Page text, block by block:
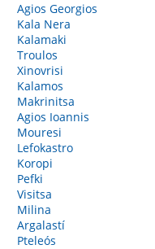
Agios Georgios
Kala Nera
Kalamaki
Troulos
Xinovrisi
Kalamos
Makrinitsa
Agios Ioannis
Mouresi
Lefokastro
Koropi
Pefki
Visitsa
Milina
Argalastí
Pteleós